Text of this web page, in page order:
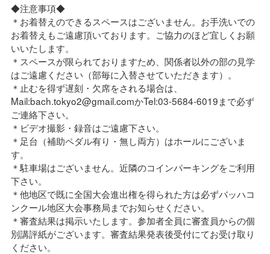
◆注意事項◆
＊お着替えのできるスペースはございません。お手洗いでの
お着替えもご遠慮頂いております。ご協力のほど宜しくお願
いいたします。
＊スペースが限られておりますため、関係者以外の部の見学
はご遠慮ください（部毎に入替させていただきます）。
＊止むを得ず遅刻・欠席をされる場合は、
Mail:bach.tokyo2@gmail.comかTel:03-5684-6019まで必ず
ご連絡下さい。
＊ビデオ撮影・録音はご遠慮下さい。
＊足台（補助ペダル有り・無し両方）はホールにございま
す。
＊駐車場はございません。近隣のコインパーキングをご利用
下さい。
＊他地区で既に全国大会進出権を得られた方は必ずバッハコ
ンクール地区大会事務局までお知らせください。
＊審査結果は掲示いたします。参加者全員に審査員からの個
別講評紙がございます。審査結果発表後受付にてお受け取り
ください。